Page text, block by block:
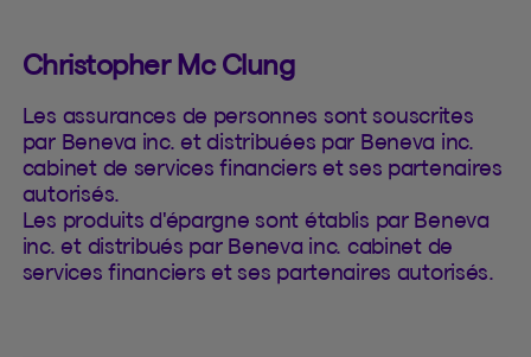
Christopher Mc Clung
Les assurances de personnes sont souscrites
par Beneva inc. et distribuées par Beneva inc.
cabinet de services financiers et ses partenaires
autorisés.
Les produits d'épargne sont établis par Beneva
inc. et distribués par Beneva inc. cabinet de
services financiers et ses partenaires autorisés.